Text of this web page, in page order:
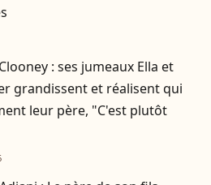
: ses jumeaux Ella et
grandissent et réalisent qui
leur père, "C'est plutôt